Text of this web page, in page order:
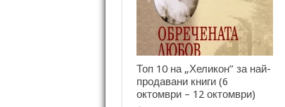
Топ 10 на „Хеликон” за най-
продавани книги (6
октомври – 12 октомври)